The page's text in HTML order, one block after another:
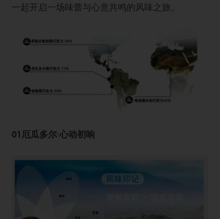
一起开启一场味蕾与心意共鸣的风味之旅。
01厄瓜多尔·心动初响